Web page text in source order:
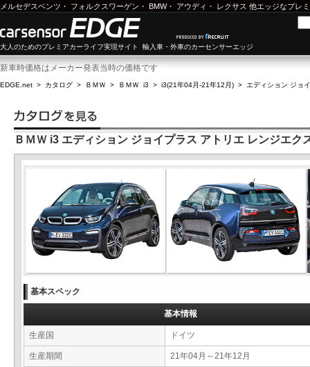
メルセデスベンツ ・ フォルクスワーゲン ・ BMW・ アウディ ・ レクサス 他エッジなプレ
大人のためのプレミアカーライフ実現サイト 輸入車・外車のカーセンサーエッジ
新車時価格はメーカー発表当時の価格です
EDGE.net > カタログ > ＢＭＷ > ＢＭＷ i3 > i3(21年04月-21年12月) > エディション ジョ
ＢＭＷ i3 エディション ジョイプラス アトリエ レンジエク
基本スペック
基本情報
生産国 ドイツ
生産期間 21年04月～21年12月